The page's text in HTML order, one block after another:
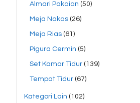
Almari Pakaian (50)
Meja Nakas(26)
Meja Rias(61)
Pigura Cermin (5)
Set Kamar Tidur(139)
Tempat Tidur(67)
Kategori Lain (102)